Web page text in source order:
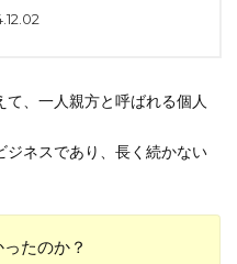
、一人親方と呼ばれる個人
ジネスであり、長く続かない
たのか？